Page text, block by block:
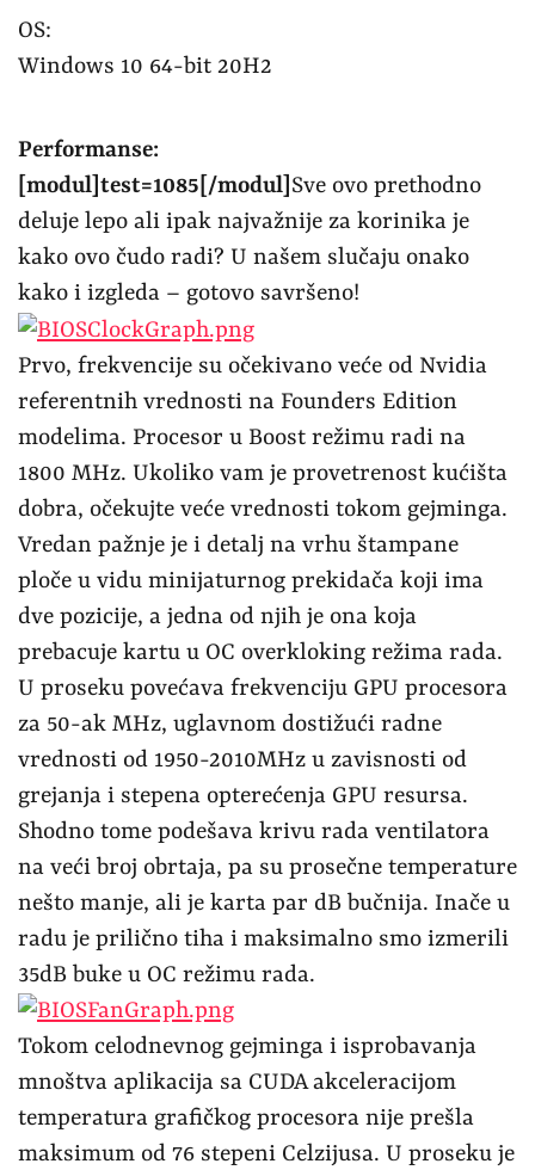
OS:
Windows 10 64-bit 20H2
Performanse:
[modul]test=1085[/modul] Sve ovo prethodno
deluje lepo ali ipak najvažnije za korinika je
kako ovo čudo radi? U našem slučaju onako
kako i izgleda – gotovo savršeno!
Prvo, frekvencije su očekivano veće od Nvidia
referentnih vrednosti na Founders Edition
modelima. Procesor u Boost režimu radi na
1800 MHz. Ukoliko vam je provetrenost kućišta
dobra, očekujte veće vrednosti tokom gejminga.
Vredan pažnje je i detalj na vrhu štampane
ploče u vidu minijaturnog prekidača koji ima
dve pozicije, a jedna od njih je ona koja
prebacuje kartu u OC overkloking režima rada.
U proseku povećava frekvenciju GPU procesora
za 50-ak MHz, uglavnom dostižući radne
vrednosti od 1950-2010MHz u zavisnosti od
grejanja i stepena opterećenja GPU resursa.
Shodno tome podešava krivu rada ventilatora
na veći broj obrtaja, pa su prosečne temperature
nešto manje, ali je karta par dB bučnija. Inače u
radu je prilično tiha i maksimalno smo izmerili
35dB buke u OC režimu rada.
Tokom celodnevnog gejminga i isprobavanja
mnoštva aplikacija sa CUDA akceleracijom
temperatura grafičkog procesora nije prešla
maksimum od 76 stepeni Celzijusa. U proseku je